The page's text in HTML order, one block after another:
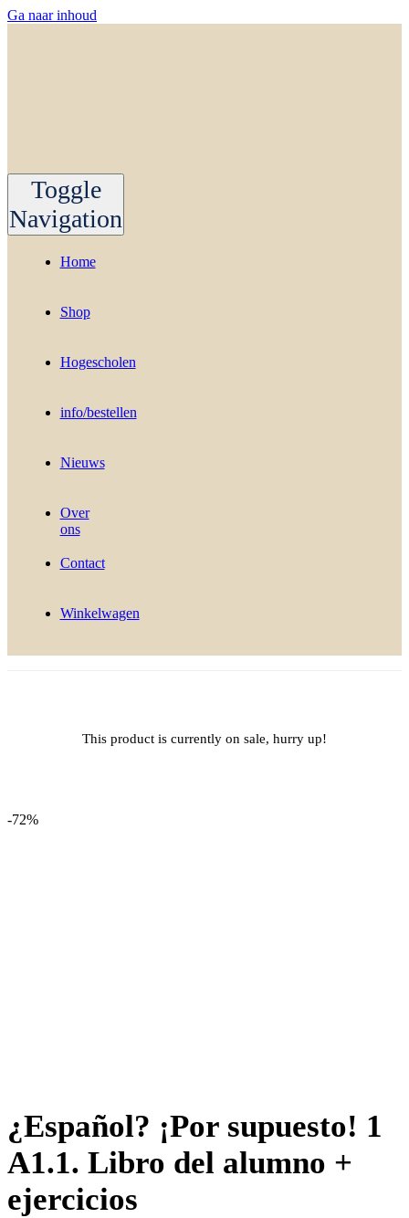
Ga naar inhoud
Toggle
Navigation
Home
Shop
Hogescholen
info/bestellen
Nieuws
Over
ons
Contact
Winkelwagen
This product is currently on sale, hurry up!
-72%
¿Español? ¡Por supuesto! 1
A1.1. Libro del alumno +
ejercicios